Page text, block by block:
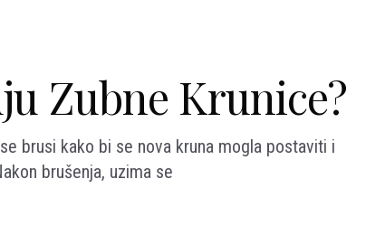
Zubne Krunice?
brusi kako bi se nova kruna mogla postaviti i
brušenja, uzima se